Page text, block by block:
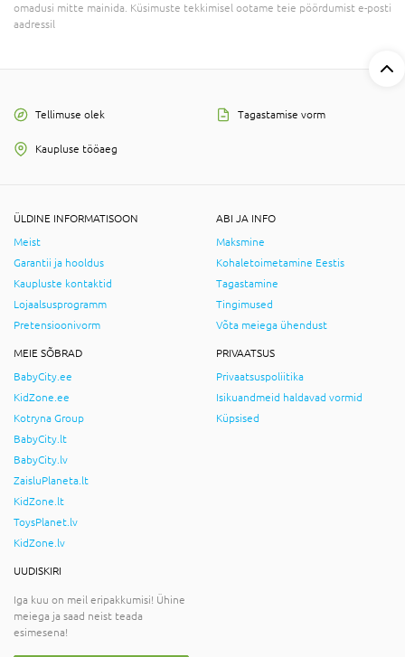
omadusi mitte mainida. Küsimuste tekkimisel ootame teie pöördumist e-posti
aadressil
Tellimuse olek Tagastamise vorm
Kaupluse tööaeg
ÜLDINE INFORMATISOON
Meist
Garantii ja hooldus
Kaupluste kontaktid
Lojaalsusprogramm
Pretensioonivorm
ABI JA INFO
Maksmine
Kohaletoimetamine Eestis
Tagastamine
Tingimused
Võta meiega ühendust
MEIE SÕBRAD
BabyCity.ee
KidZone.ee
Kotryna Group
BabyCity.lt
BabyCity.lv
ZaisluPlaneta.lt
KidZone.lt
ToysPlanet.lv
KidZone.lv
PRIVAATSUS
Privaatsuspoliitika
Isikuandmeid haldavad vormid
Küpsised
UUDISKIRI
Iga kuu on meil eripakkumisi! Ühine
meiega ja saad neist teada
esimesena!